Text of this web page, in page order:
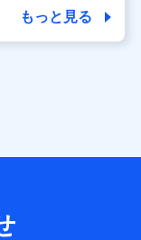
どが含まれます。
アンケートの回答
ャルグループが
又は保有する情
もっと見る